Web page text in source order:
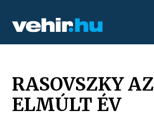
RASOVSZKY AZ
ELMÚLT ÉV